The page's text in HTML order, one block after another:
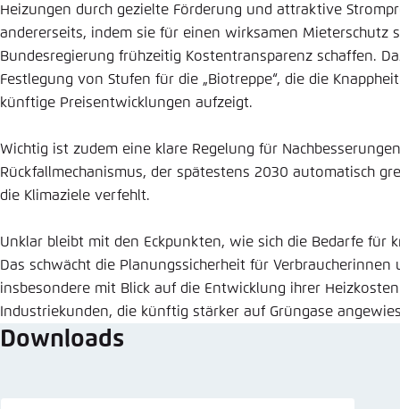
Heizungen durch gezielte Förderung und attraktive
andererseits, indem sie für einen wirksamen Mieterschutz
Bundesregierung frühzeitig Kostentransparenz schaffen.
Festlegung von Stufen für die „Biotreppe“, die die
künftige Preisentwicklungen aufzeigt.
Wichtig ist zudem eine klare Regelung für
Rückfallmechanismus, der spätestens 2030 automatisch
die Klimaziele verfehlt.
Unklar bleibt mit den Eckpunkten, wie sich die Bedarfe für
Das schwächt die Planungssicherheit für Verbraucherinnen
insbesondere mit Blick auf die Entwicklung ihrer
Industriekunden, die künftig stärker auf Grüngase
Downloads